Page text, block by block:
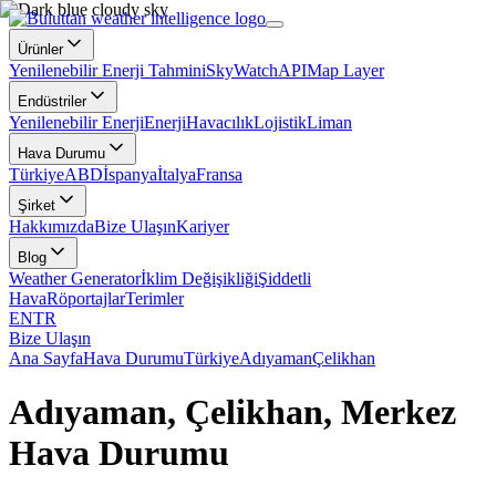
Ürünler
Yenilenebilir Enerji TahminiSkyWatchAPIMap Layer
Endüstriler
Yenilenebilir EnerjiEnerjiHavacılıkLojistikLiman
Hava Durumu
TürkiyeABDİspanyaİtalyaFransa
Şirket
HakkımızdaBize UlaşınKariyer
Blog
Weather Generatorİklim DeğişikliğiŞiddetli
HavaRöportajlarTerimler
ENTR
Bize Ulaşın
Ana SayfaHava DurumuTürkiyeAdıyamanÇelikhan
Adıyaman, Çelikhan, Merkez
Hava Durumu